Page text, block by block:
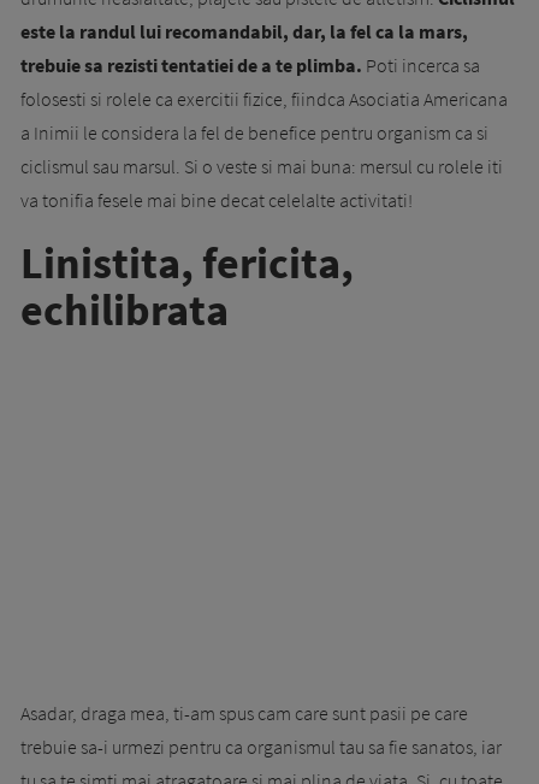
este la randul lui recomandabil, dar, la fel ca la mars,
trebuie sa rezisti tentatiei de a te plimba. Poti incerca sa
folosesti si rolele ca exercitii fizice, fiindca Asociatia Americana
a Inimii le consi­dera la fel de benefice pentru organism ca si
ciclismul sau marsul. Si o veste si mai buna: mersul cu rolele iti
va tonifia fesele mai bine decat celelalte activitati!
Linistita, fericita,
echilibrata
Asadar, draga mea, ti-am spus cam care sunt pasii pe care
trebuie sa-i urmezi pentru ca or­ganismul tau sa fie sanatos, iar